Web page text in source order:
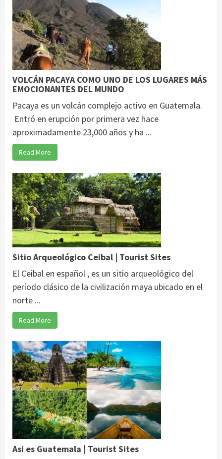
VOLCÁN PACAYA COMO UNO DE LOS LUGARES MÁS
EMOCIONANTES DEL MUNDO
Pacaya es un volcán complejo activo en Guatemala.
Entró en erupción por primera vez hace
aproximadamente 23,000 años y ha ...
Read More
Sitio Arqueológico Ceibal | Tourist Sites
El Ceibal en español , es un sitio arqueológico del
período clásico de la civilización maya ubicado en el
norte ...
Read More
Asi es Guatemala | Tourist Sites